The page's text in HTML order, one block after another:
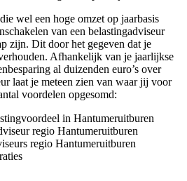
wel een hoge omzet op jaarbasis
van een belastingadviseur
zijn. Dit door het gegeven dat je
Afhankelijk van je jaarlijkse
al duizenden euro’s over
laat je meteen zien van waar jij voor
voordelen opgesomd:
in Hantumeruitburen
regio Hantumeruitburen
regio Hantumeruitburen